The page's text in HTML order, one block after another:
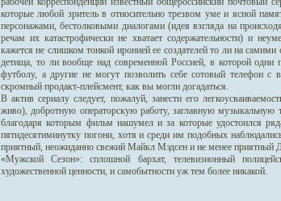
которые любой зритель в относительно трезвом уме и ясной
персонажами, бестолковыми диалогами (идея взгляда на
речам их катастрофически не хватает содержательности) и
кажется не слишком тонкой иронией ее создателей то ли на
детища, то ли вообще над современной Россией, в которой
футболу, а другие не могут позволить себе сотовый телефон
скромный продакт-плейсмент, как вы могли догадаться.
В актив сериалу следует, пожалуй, занести его
живо), добротную операторскую работу, заглавную
благодаря которым фильм нашумел и за которые удостоился
пятидесятиминутку погони, хотя и среди им подобных
приятный, неожиданно свежий Майкл Мэдсен и не менее
«Мужской Сезон»: сплошной бархат, телевизионный
художественной ценности, и самобытности уж тем более никакой.